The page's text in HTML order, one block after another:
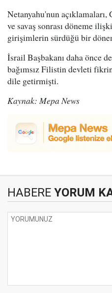
Netanyahu'nun
ve savaş sonrası döneme
girişimlerin sürdüğü bir
İsrail Başbakanı daha önce
bağımsız Filistin devleti
dile getirmişti.
Kaynak: Mepa News
HABERE YORUM